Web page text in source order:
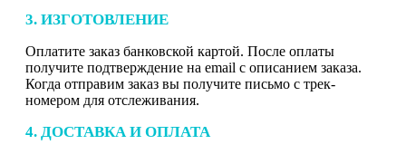
3. ИЗГОТОВЛЕНИЕ
Оплатите заказ банковской картой. После оплаты
получите подтверждение на email с описанием заказа.
Когда отправим заказ вы получите письмо с трек-
номером для отслеживания.
4. ДОСТАВКА И ОПЛАТА